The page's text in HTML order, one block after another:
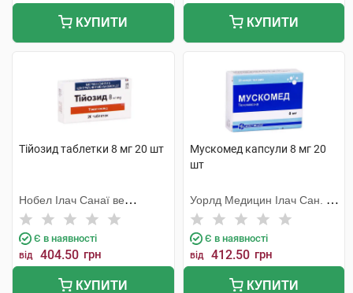
КУПИТИ КУПИТИ
Тійозид таблетки 8 мг 20 шт
Нобел Ілач Санаї ве
Тіджарет
Є в наявності
від 404.50 грн
КУПИТИ
Мускомед капсули 8 мг 20
шт
Уорлд Медицин Ілач Сан. Ве
Тідж
Є в наявності
від 412.50 грн
КУПИТИ